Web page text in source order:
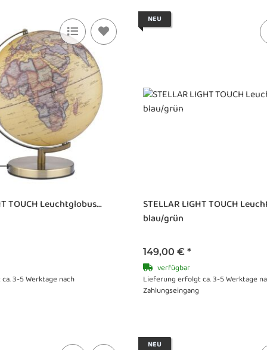
TOUCH Leuchtglobus...
3-5 Werktage nach
NEU
STELLAR LIGHT TOUCH
blau/grün
149,00 € *
verfügbar
Lieferung erfolgt ca. 3-5 Werktage
Zahlungseingang
NEU